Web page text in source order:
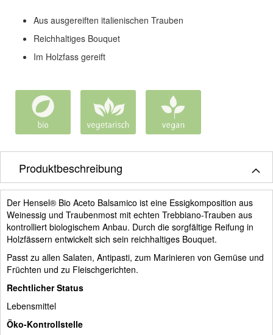
Aus ausgereiften italienischen Trauben
Reichhaltiges Bouquet
Im Holzfass gereift
Produktbeschreibung
Der Hensel® Bio Aceto Balsamico ist eine Essigkomposition aus
Weinessig und Traubenmost mit echten Trebbiano-Trauben aus
kontrolliert biologischem Anbau. Durch die sorgfältige Reifung in
Holzfässern entwickelt sich sein reichhaltiges Bouquet.
Passt zu allen Salaten, Antipasti, zum Marinieren von Gemüse und
Früchten und zu Fleischgerichten.
Rechtlicher Status
Lebensmittel
Öko-Kontrollstelle